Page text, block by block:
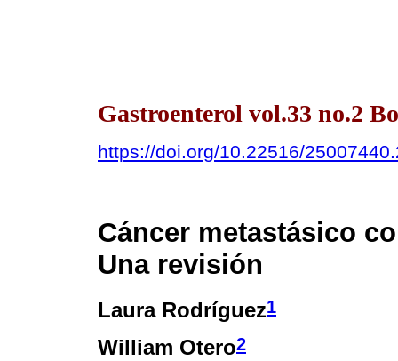
Gastroenterol vol.33 no.2
https://doi.org/10.22516/
Cáncer metastásico
Una revisión
Laura Rodríguez1
William Otero2